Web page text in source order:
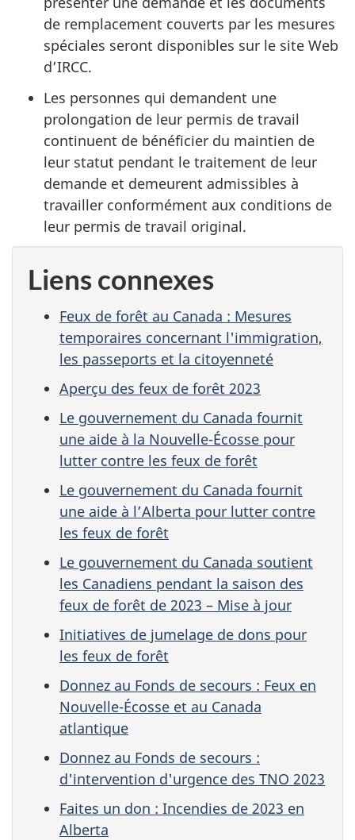
de remplacement couverts par les mesures
spéciales seront disponibles sur le site Web
d’IRCC.
Les personnes qui demandent une
prolongation de leur permis de travail
continuent de bénéficier du maintien de
leur statut pendant le traitement de leur
demande et demeurent admissibles à
travailler conformément aux conditions de
leur permis de travail original.
Liens connexes
Feux de forêt au Canada : Mesures
temporaires concernant l'immigration,
les passeports et la citoyenneté
Aperçu des feux de forêt 2023
Le gouvernement du Canada fournit
une aide à la Nouvelle-Écosse pour
lutter contre les feux de forêt
Le gouvernement du Canada fournit
une aide à l’Alberta pour lutter contre
les feux de forêt
Le gouvernement du Canada soutient
les Canadiens pendant la saison des
feux de forêt de 2023 – Mise à jour
Initiatives de jumelage de dons pour
les feux de forêt
Donnez au Fonds de secours : Feux en
Nouvelle-Écosse et au Canada
atlantique
Donnez au Fonds de secours :
d'intervention d'urgence des TNO 2023
Faites un don : Incendies de 2023 en
Alberta